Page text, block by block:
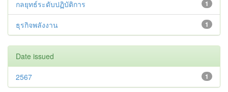
1
กลยุทธ์ระดับปฏิบัติการ
1
ธุรกิจพลังงาน
Date issued
1
2567